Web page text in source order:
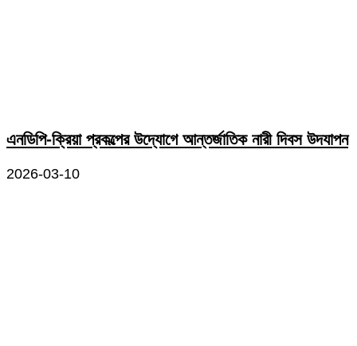
এনডিপি-ক্রিয়া প্রকল্পের উদ্যোগে আন্তর্জাতিক নারী দিবস উদযাপন
2026-03-10